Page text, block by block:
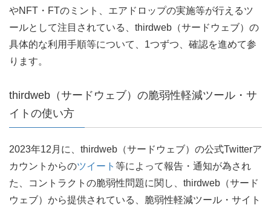
やNFT・FTのミント、エアドロップの実施等が行えるツ
ールとして注目されている、thirdweb（サードウェブ）の
具体的な利用手順等について、1つずつ、確認を進めて参
ります。
thirdweb（サードウェブ）の脆弱性軽減ツール・サ
イトの使い方
2023年12月に、thirdweb（サードウェブ）の公式Twitterア
カウントからのツイート 等によって報告・通知が為され
た、コントラクトの脆弱性問題に関し、thirdweb（サード
ウェブ）から提供されている、脆弱性軽減ツール・サイト